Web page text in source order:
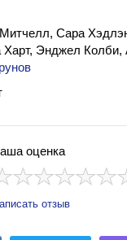
Сара
Энджел Колби,
оценка
отзыв